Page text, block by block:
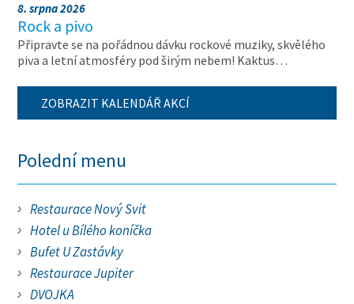
8. srpna 2026
Rock a pivo
Připravte se na pořádnou dávku rockové muziky, skvělého
piva a letní atmosféry pod širým nebem! Kaktus…
ZOBRAZIT KALENDÁŘ AKCÍ
Polední menu
Restaurace Nový Svit
Hotel u Bílého koníčka
Bufet U Zastávky
Restaurace Jupiter
DVOJKA